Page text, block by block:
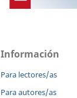
Información
Para lectores/as
Para autores/as